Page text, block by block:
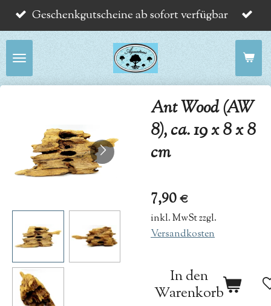
Zum
Hauptinhalt
springen
Geschenkgutscheine ab sofort verfügbar
Ant Wood (AW
8), ca. 19 x 8 x 8
cm
7,90 €
inkl. MwSt zzgl.
Versandkosten
In den
Warenkorb